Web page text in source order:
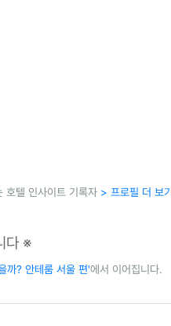
호텔 인사이트 기록자 > 프로필 더 보기
다 ※
까? 안테룸 서울 편'에서 이어집니다.